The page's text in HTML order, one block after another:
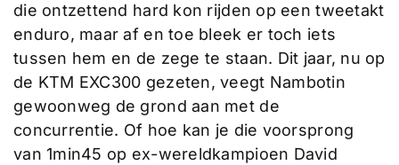
die ontzettend hard kon rijden op een tweetakt
enduro, maar af en toe bleek er toch iets
tussen hem en de zege te staan. Dit jaar, nu op
de KTM EXC300 gezeten, veegt Nambotin
gewoonweg de grond aan met de
concurrentie. Of hoe kan je die voorsprong
van 1min45 op ex-wereldkampioen David